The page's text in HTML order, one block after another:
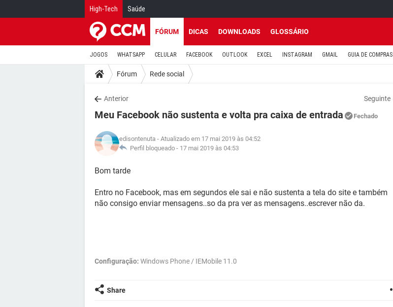
High-Tech Saúde
FÓRUM DICAS DOWNLOADS GLOSSÁRIO
JOGOS WHATSAPP CELULAR FACEBOOK OUTLOOK EXCEL INSTAGRAM GMAIL GUIA DE COMPRAS
Fórum Rede social
Anterior Seguinte
Meu Facebook não sustenta e volta pra caixa de entrada Fechado
edisontenuta - Atualizado em 17 mai 2019 às 04:52
Perfil bloqueado - 17 mai 2019 às 04:53
Bom tarde
Entro no Facebook, mas em segundos ele sai e não sustenta a tela do site e também
não consigo enviar mensagens..so da pra ver as mensagens..escrever não da.
Configuração: Windows Phone / IEMobile 11.0
Share